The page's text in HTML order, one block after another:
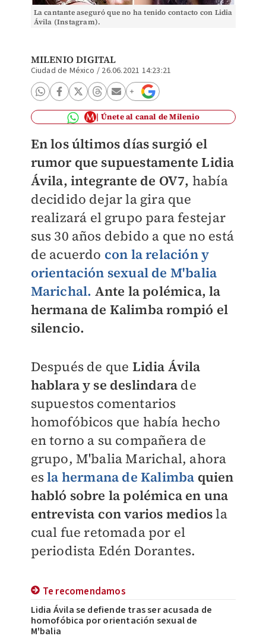
La cantante aseguró que no ha tenido contacto con Lidia
Ávila (Instagram).
MILENIO DIGITAL
Ciudad de México / 26.06.2021 14:23:21
Únete al canal de Milenio
En los últimos días surgió el
rumor que supuestamente Lidia
Ávila, integrante de OV7, había
decidido dejar la gira que
realizará el grupo para festejar
sus 30 años debido a que no está
de acuerdo con la relación y
orientación sexual de M'balia
Marichal. Ante la polémica, la
hermana de Kalimba rompió el
silencio.
Después de que Lidia Ávila
hablara y se deslindara de
supuestos comentarios
homofóbicos que había hecho
en torno a su compañera de
grupo, M'balia Marichal, ahora
esla hermana de Kalimba quien
habló sobre la polémica en una
entrevista con varios mediosla
cual fue retomada por el
periodista Edén Dorantes.
Te recomendamos
Lidia Ávila se defiende tras ser acusada de
homofóbica por orientación sexual de
M'balia